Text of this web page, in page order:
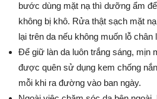
bước dùng mặt nạ thì dưỡng ẩm
không bị khô. Rửa thật sạch mặt
lại trên da nếu không muốn lỗ chân
Để giữ làn da luôn trắng sáng, mịn
được quên sử dụng kem chống
mỗi khi ra đường vào ban ngày.